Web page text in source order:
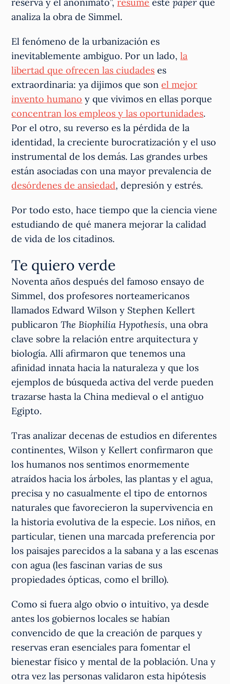
reserva y el anonimato”,resume estepaperque
analiza la obra de Simmel.
El fenómeno de la urbanización es
inevitablemente ambiguo. Por un lado,la
libertad que ofrecen las ciudades es
extraordinaria: ya dijimos que sonel mejor
invento humano y que vivimos en ellas porque
concentran los empleos y las oportunidades.
Por el otro, su reverso es la pérdida de la
identidad, la creciente burocratización y el uso
instrumental de los demás. Las grandes urbes
están asociadas con una mayor prevalencia de
desórdenes de ansiedad, depresión y estrés.
Por todo esto, hace tiempo que la ciencia viene
estudiando de qué manera mejorar la calidad
de vida de los citadinos.
Te quiero verde
Noventa años después del famoso ensayo de
Simmel, dos profesores norteamericanos
llamados Edward Wilson y Stephen Kellert​
publicaronThe Biophilia Hypothesis, una obra
clave sobre la relación entre arquitectura y
biología. Allí afirmaron que tenemos una
afinidad innata hacia la naturaleza y que los
ejemplos de búsqueda activa del verde pueden
trazarse hasta la China medieval o el antiguo
Egipto.
Tras analizar decenas de estudios en diferentes
continentes, Wilson y Kellert confirmaron que
los humanos nos sentimos enormemente
atraídos hacia los árboles, las plantas y el agua,
precisa y no casualmente el tipo de entornos
naturales que favorecieron la supervivencia en
la historia evolutiva de la especie. Los niños, en
particular, tienen una marcada preferencia por
los paisajes parecidos a la sabana y a las escenas
con agua (les fascinan varias de sus
propiedades ópticas, como el brillo).
Como si fuera algo obvio o intuitivo, ya desde
antes los gobiernos locales se habían
convencido de que la creación de parques y
reservas eran esenciales para fomentar el
bienestar físico y mental de la población. Una y
otra vez las personas validaron esta hipótesis